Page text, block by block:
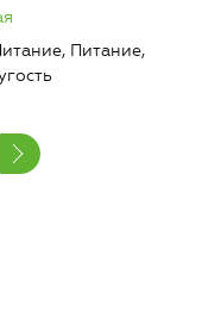
Питание,